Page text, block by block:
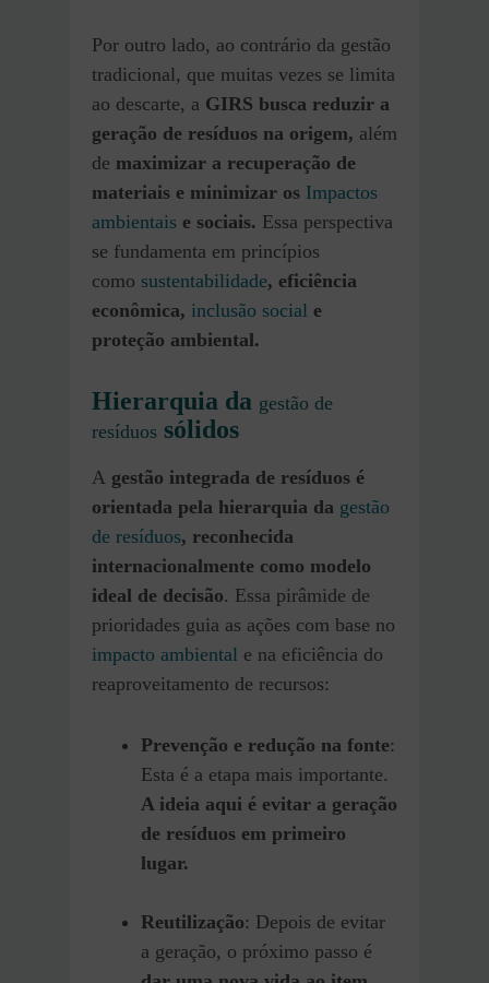
Por outro lado, ao contrário da gestão
tradicional, que muitas vezes se limita
ao descarte, a GIRS busca reduzir a
geração de resíduos na origem, além
de maximizar a recuperação de
materiais e minimizar os Impactos
ambientais e sociais. Essa perspectiva
se fundamenta em princípios
como sustentabilidade, eficiência
econômica, inclusão social e
proteção ambiental.
Hierarquia da gestão de
resíduos sólidos
A gestão integrada de resíduos é
orientada pela hierarquia da gestão
de resíduos, reconhecida
internacionalmente como modelo
ideal de decisão. Essa pirâmide de
prioridades guia as ações com base no
impacto ambiental e na eficiência do
reaproveitamento de recursos:
Prevenção e redução na fonte:
Esta é a etapa mais importante.
A ideia aqui é evitar a geração
de resíduos em primeiro
lugar.
Reutilização: Depois de evitar
a geração, o próximo passo é